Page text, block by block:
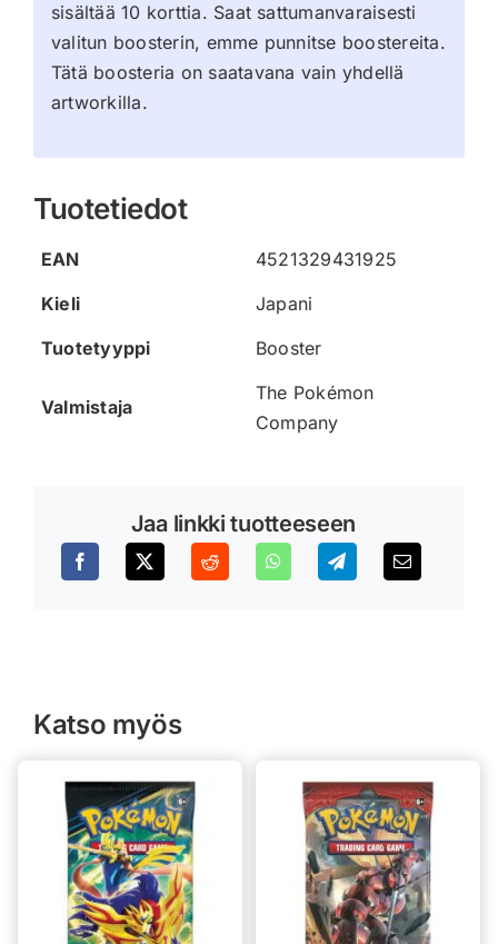
sisältää 10 korttia. Saat sattumanvaraisesti
valitun boosterin, emme punnitse boostereita.
Tätä boosteria on saatavana vain yhdellä
artworkilla.
Tuotetiedot
EAN
4521329431925
Kieli
Japani
Tuotetyyppi
Booster
Valmistaja
The Pokémon
Company
Jaa linkki tuotteeseen
Katso myös